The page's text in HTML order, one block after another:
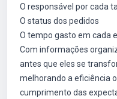
O responsável por cada
O status dos pedidos
O tempo gasto em cada
Com informações
antes que eles se
melhorando a eficiência
cumprimento das